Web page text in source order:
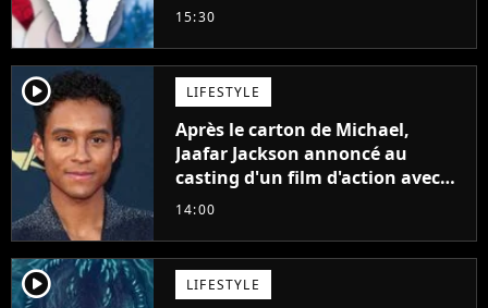
15:30
player2 LIFESTYLE
Après le carton de Michael,
Jaafar Jackson annoncé au
casting d'un film d'action avec
Will Smith
14:00
player2 LIFESTYLE